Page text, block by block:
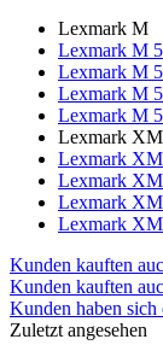
Lexmark M
Lexmark M
Lexmark M
Lexmark M
Lexmark M
Lexmark XM
Lexmark
Lexmark
Lexmark
Lexmark
Kunden kauften
Kunden kauften
Kunden haben sich
Zuletzt angesehen